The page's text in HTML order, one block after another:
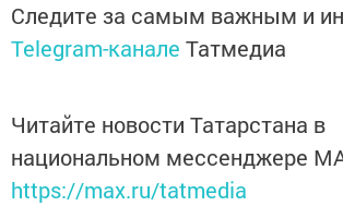
Следите за самым важным и
Telegram-канале Татмедиа
Читайте новости Татарстана в
национальном мессенджере
https://max.ru/tatmedia